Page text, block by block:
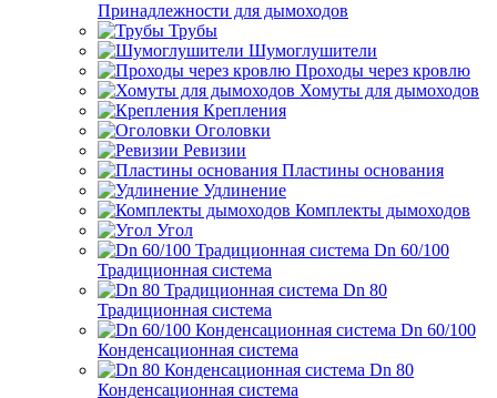
Принадлежности для дымоходов
Трубы
Шумоглушители
Проходы через кровлю
Хомуты для дымоходов
Крепления
Оголовки
Ревизии
Пластины основания
Удлинение
Комплекты дымоходов
Угол
Dn 60/100
Традиционная система
Dn 80
Традиционная система
Dn 60/100
Конденсационная система
Dn 80
Конденсационная система